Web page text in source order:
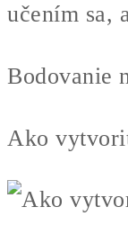
učením sa,
Bodovanie
Ako